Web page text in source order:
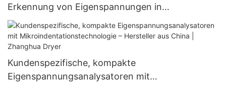
Erkennung von Eigenspannungen in
Druckbehältern
Kundenspezifische, kompakte
Eigenspannungsanalysatoren mit